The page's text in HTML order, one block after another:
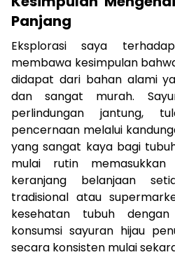
Panjang
Eksplorasi saya
membawa kesimpulan
didapat dari bahan alami
dan sangat murah.
perlindungan jantung,
pencernaan melalui
yang sangat kaya bagi
mulai rutin
keranjang belanjaan
tradisional atau
kesehatan tubuh
konsumsi sayuran hijau
secara konsisten mulai